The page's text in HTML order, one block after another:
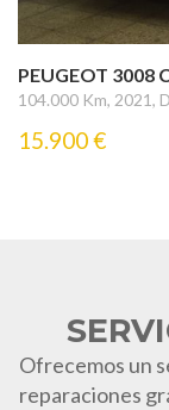
PEUGEOT 3008
104.000 Km, 2021,
15.900 €
Ofrecemos un
reparaciones